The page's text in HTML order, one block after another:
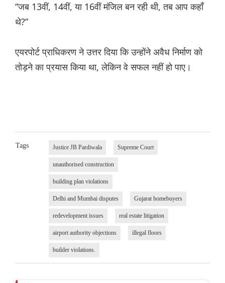
“जब 13वीं, 14वीं, या 16वीं मंजिल बन रही थी, तब आप कहाँ
थे?”
एयरपोर्ट प्राधिकरण ने उत्तर दिया कि उन्होंने अवैध निर्माण को
तोड़ने का प्रयास किया था, लेकिन वे सफल नहीं हो पाए।
Tags Justice JB Pardiwala Supreme Court
unauthorised construction
building plan violations
Delhi and Mumbai disputes Gujarat homebuyers
redevelopment issues real estate litigation
airport authority objections illegal floors
builder violations.